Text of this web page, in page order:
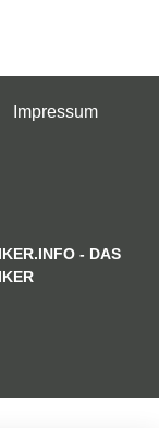
Impressum
- DAS